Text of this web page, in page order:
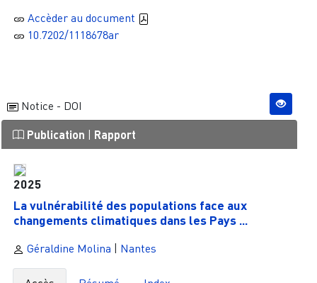
Accèder au document
10.7202/1118678ar
Notice - DOI
Publication Rapport
2025
La vulnérabilité des populations face aux
changements climatiques dans les Pays ...
Géraldine Molina | Nantes